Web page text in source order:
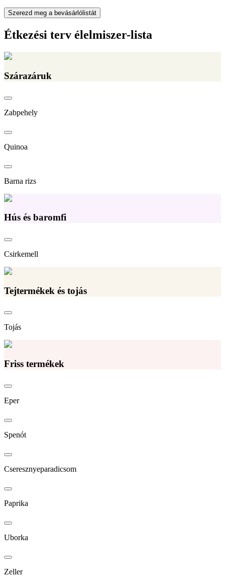
Szerezd meg a bevásárlólistát
Étkezési terv élelmiszer-lista
Szárazáruk
Zabpehely
Quinoa
Barna rizs
Hús és baromfi
Csirkemell
Tejtermékek és tojás
Tojás
Friss termékek
Eper
Spenót
Cseresznyeparadicsom
Paprika
Uborka
Zeller